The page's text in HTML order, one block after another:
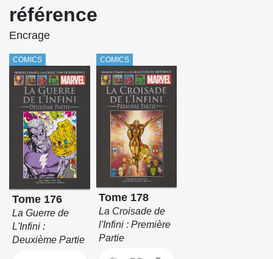
référence
Encrage
COMICS
Tome 176
La Guerre de
L'Infini :
Deuxième Partie
COMICS
Tome 178
La Croisade de
l'Infini : Première
Partie